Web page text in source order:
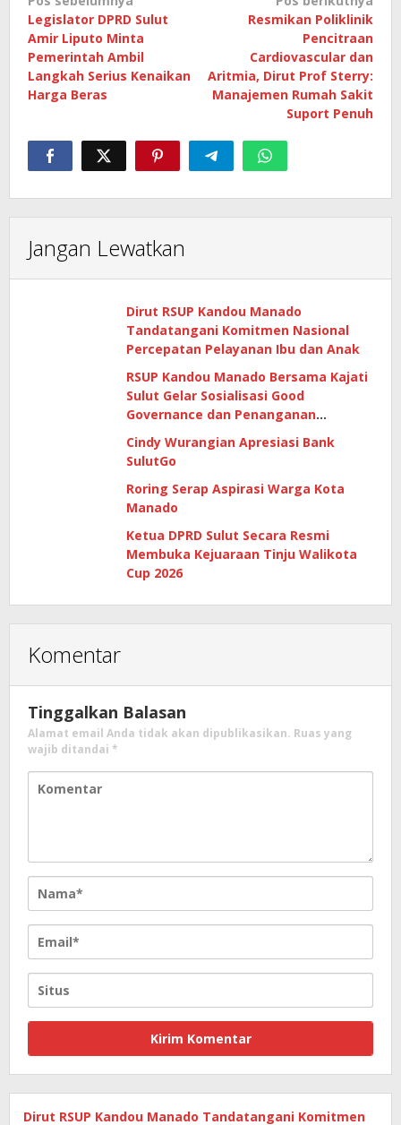
pos
Legislator DPRD Sulut
Amir Liputo Minta
Pemerintah Ambil
Langkah Serius Kenaikan
Harga Beras
Resmikan Poliklinik
Pencitraan
Cardiovascular dan
Aritmia, Dirut Prof Sterry:
Manajemen Rumah Sakit
Suport Penuh
Jangan Lewatkan
Dirut RSUP Kandou Manado
Tandatangani Komitmen Nasional
Percepatan Pelayanan Ibu dan Anak
RSUP Kandou Manado Bersama Kajati
Sulut Gelar Sosialisasi Good
Governance dan Penanganan
Cindy Wurangian Apresiasi Bank
SulutGo
Roring Serap Aspirasi Warga Kota
Manado
Ketua DPRD Sulut Secara Resmi
Membuka Kejuaraan Tinju Walikota
Cup 2026
Komentar
Tinggalkan Balasan
Alamat email Anda tidak akan dipublikasikan. Ruas yang
wajib ditandai *
Dirut RSUP Kandou Manado Tandatangani Komitmen